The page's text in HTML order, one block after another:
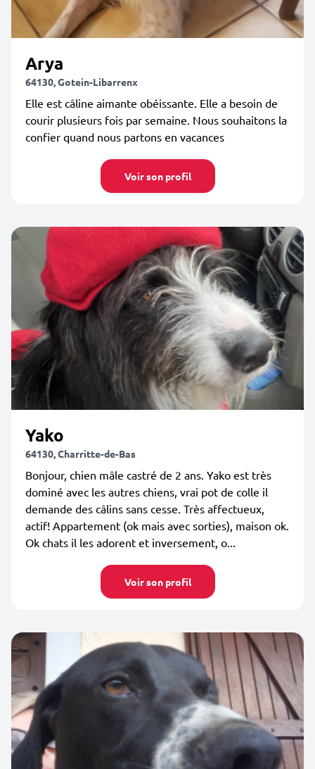
Arya
64130, Gotein-Libarrenx
Elle est câline aimante obéissante. Elle a besoin de
courir plusieurs fois par semaine. Nous souhaitons la
confier quand nous partons en vacances
Voir son profil
Yako
64130, Charritte-de-Bas
Bonjour, chien mâle castré de 2 ans. Yako est très
dominé avec les autres chiens, vrai pot de colle il
demande des câlins sans cesse. Très affectueux,
actif! Appartement (ok mais avec sorties), maison ok.
Ok chats il les adorent et inversement, o...
Voir son profil